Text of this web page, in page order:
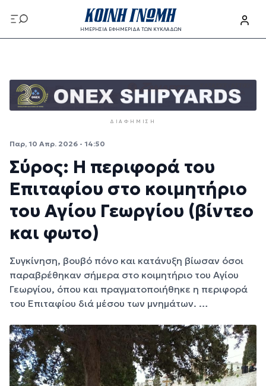
Παράκαμψη προς το κυρίως περιεχόμενο
ΗΜΕΡΗΣΙΑ ΕΦΗΜΕΡΙΔΑ ΤΩΝ ΚΥΚΛΑΔΩΝ
ΔΙΑΦΉΜΙΣΗ
Παρ, 10 Απρ. 2026 - 14:50
Σύρος: Η περιφορά του
Επιταφίου στο κοιμητήριο
του Αγίου Γεωργίου (βίντεο
και φωτο)
Συγκίνηση, βουβό πόνο και κατάνυξη βίωσαν όσοι
παραβρέθηκαν σήμερα στο κοιμητήριο του Αγίου
Γεωργίου, όπου και πραγματοποιήθηκε η περιφορά
του Επιταφίου διά μέσου των μνημάτων. …